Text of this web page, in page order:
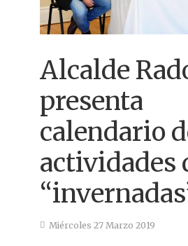
Alcalde
presenta
calendario
actividades
Miércoles 27 Marzo 2019